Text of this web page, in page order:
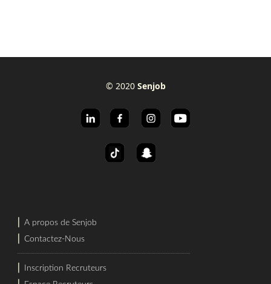
© 2020 Senjob
A propos de Senjob
Contactez-Nous
Inscription Recruteurs